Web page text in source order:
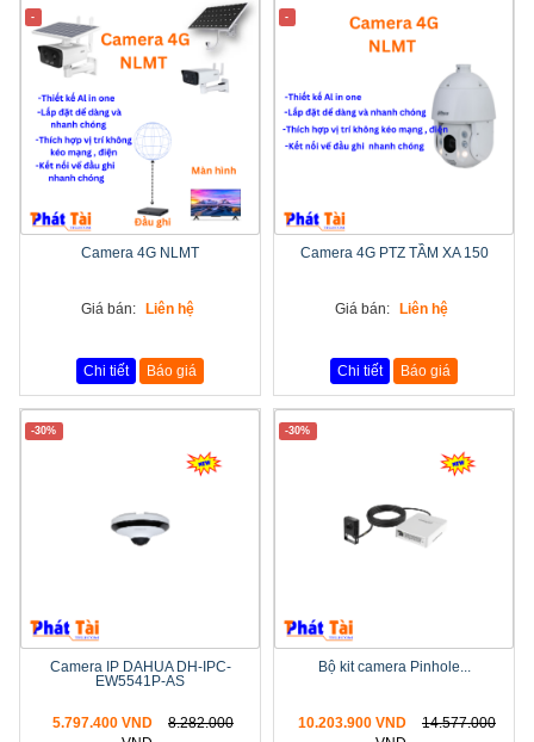
-
Camera 4G NLMT
Giá bán: Liên hệ
Chi tiết Báo giá
-
Camera 4G PTZ TẦM XA 150
Giá bán: Liên hệ
Chi tiết Báo giá
-30%
Camera IP DAHUA DH-IPC-
EW5541P-AS
5.797.400 VND
8.282.000
-30%
Bộ kit camera Pinhole...
10.203.900 VND
14.577.000